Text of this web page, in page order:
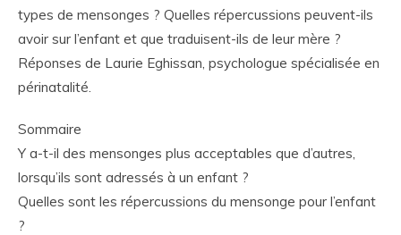
types de mensonges ? Quelles répercussions peuvent-ils
avoir sur l’enfant et que traduisent-ils de leur mère ?
Réponses de Laurie Eghissan, psychologue spécialisée en
périnatalité.
Sommaire
Y a-t-il des mensonges plus acceptables que d’autres,
lorsqu’ils sont adressés à un enfant ?
Quelles sont les répercussions du mensonge pour l’enfant
?